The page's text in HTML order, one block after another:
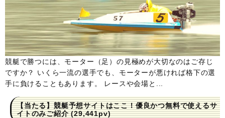
競艇で勝つには、モーター（足）の見極めが大切なのはご存じ
ですか？ いくら一流の選手でも、モーターが悪ければ格下の選
手に負けることもあります。 レースや会場と...
【当たる】競艇予想サイトはここ！優良かつ無料で使えるサ
イトのみご紹介(29,441pv)